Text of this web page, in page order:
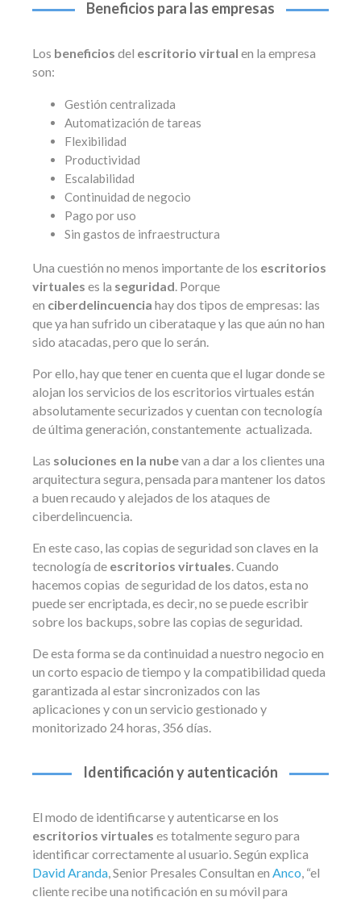
Beneficios para las empresas
Los beneficios del escritorio virtual en la empresa
son:
Gestión centralizada
Automatización de tareas
Flexibilidad
Productividad
Escalabilidad
Continuidad de negocio
Pago por uso
Sin gastos de infraestructura
Una cuestión no menos importante de los escritorios
virtuales es la seguridad. Porque
en ciberdelincuencia hay dos tipos de empresas: las
que ya han sufrido un ciberataque y las que aún no han
sido atacadas, pero que lo serán.
Por ello, hay que tener en cuenta que el lugar donde se
alojan los servicios de los escritorios virtuales están
absolutamente securizados y cuentan con tecnología
de última generación, constantemente actualizada.
Las soluciones en la nubevan a dar a los clientes una
arquitectura segura, pensada para mantener los datos
a buen recaudo y alejados de los ataques de
ciberdelincuencia.
En este caso, las copias de seguridad son claves en la
tecnología de escritorios virtuales. Cuando
hacemos copias de seguridad de los datos, esta no
puede ser encriptada, es decir, no se puede escribir
sobre los backups, sobre las copias de seguridad.
De esta forma se da continuidad a nuestro negocio en
un corto espacio de tiempo y la compatibilidad queda
garantizada al estar sincronizados con las
aplicaciones y con un servicio gestionado y
monitorizado 24 horas, 356 días.
Identificación y autenticación
El modo de identificarse y autenticarse en los
escritorios virtuales es totalmente seguro para
identificar correctamente al usuario. Según explica
David Aranda, Senior Presales Consultan en Anco, “el
cliente recibe una notificación en su móvil para